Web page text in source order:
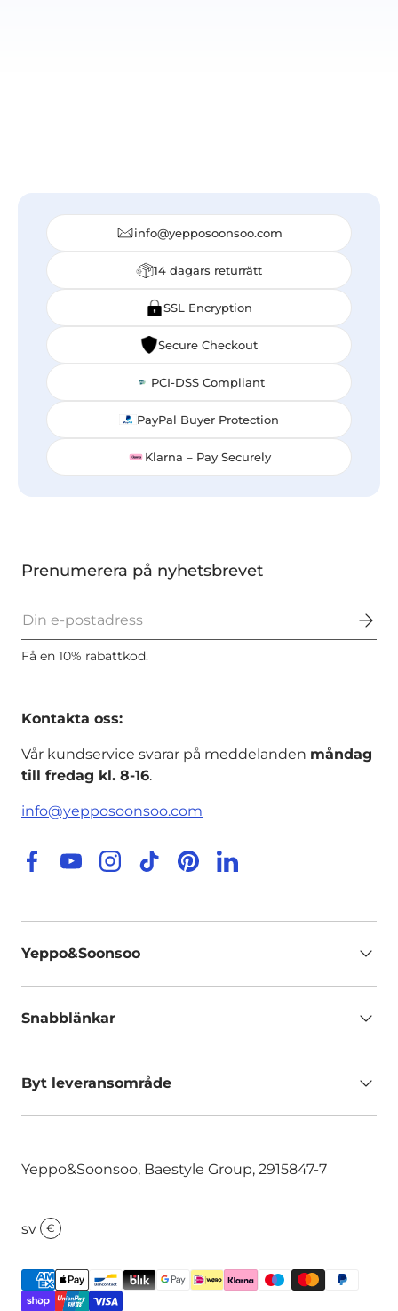
info@yepposoonsoo.com
14 dagars returrätt
SSL Encryption
Secure Checkout
PCI-DSS Compliant
PayPal Buyer Protection
Klarna – Pay Securely
Prenumerera på nyhetsbrevet
E-post
Få en 10% rabattkod.
Kontakta oss:
Vår kundservice svarar på meddelanden måndag
till fredag kl. 8-16.
info@yepposoonsoo.com
Facebook
YouTubeInstagram
TikTokPinterestLinkedIn
Yeppo&Soonsoo
Snabblänkar
Byt leveransområde
Yeppo&Soonsoo, Baestyle Group, 2915847-7
sv €
Godkända betalningsmetoder